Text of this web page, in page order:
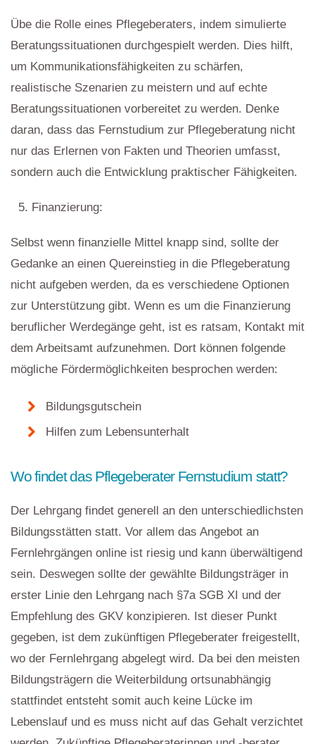
Übe die Rolle eines Pflegeberaters, indem simulierte
Beratungssituationen durchgespielt werden. Dies hilft,
um Kommunikationsfähigkeiten zu schärfen,
realistische Szenarien zu meistern und auf echte
Beratungssituationen vorbereitet zu werden. Denke
daran, dass das Fernstudium zur Pflegeberatung nicht
nur das Erlernen von Fakten und Theorien umfasst,
sondern auch die Entwicklung praktischer Fähigkeiten.
Finanzierung:
Selbst wenn finanzielle Mittel knapp sind, sollte der
Gedanke an einen Quereinstieg in die Pflegeberatung
nicht aufgeben werden, da es verschiedene Optionen
zur Unterstützung gibt. Wenn es um die Finanzierung
beruflicher Werdegänge geht, ist es ratsam, Kontakt mit
dem Arbeitsamt aufzunehmen. Dort können folgende
mögliche Fördermöglichkeiten besprochen werden:
Bildungsgutschein
Hilfen zum Lebensunterhalt
Wo findet das Pflegeberater Fernstudium statt?
Der Lehrgang findet generell an den unterschiedlichsten
Bildungsstätten statt. Vor allem das Angebot an
Fernlehrgängen online ist riesig und kann überwältigend
sein. Deswegen sollte der gewählte Bildungsträger in
erster Linie den Lehrgang nach §7a SGB XI und der
Empfehlung des GKV konzipieren. Ist dieser Punkt
gegeben, ist dem zukünftigen Pflegeberater freigestellt,
wo der Fernlehrgang abgelegt wird. Da bei den meisten
Bildungsträgern die Weiterbildung ortsunabhängig
stattfindet entsteht somit auch keine Lücke im
Lebenslauf und es muss nicht auf das Gehalt verzichtet